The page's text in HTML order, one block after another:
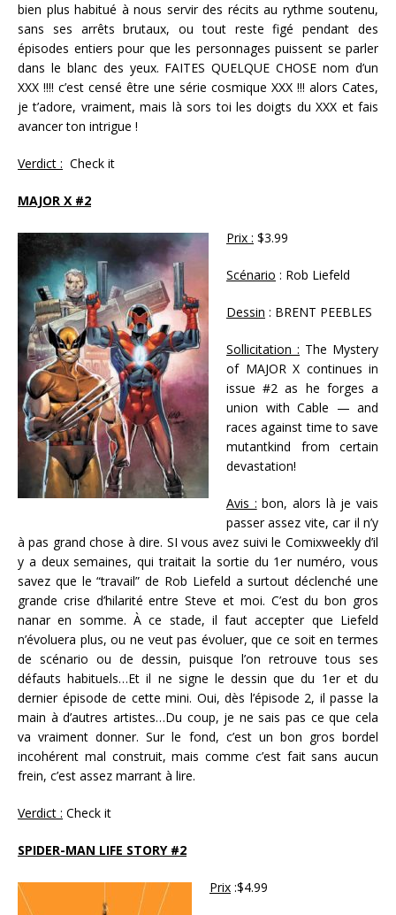
bien plus habitué à nous servir des récits au rythme soutenu,
sans ses arrêts brutaux, ou tout reste figé pendant des
épisodes entiers pour que les personnages puissent se parler
dans le blanc des yeux. FAITES QUELQUE CHOSE nom d’un
XXX !!!! c’est censé être une série cosmique XXX !!! alors Cates,
je t’adore, vraiment, mais là sors toi les doigts du XXX et fais
avancer ton intrigue !
Verdict : Check it
MAJOR X #2
Prix : $3.99
Scénario : Rob Liefeld
Dessin : BRENT PEEBLES
Sollicitation : The Mystery
of MAJOR X continues in
issue #2 as he forges a
union with Cable — and
races against time to save
mutantkind from certain
devastation!
Avis : bon, alors là je vais
passer assez vite, car il n’y
à pas grand chose à dire. SI vous avez suivi le Comixweekly d’il
y a deux semaines, qui traitait la sortie du 1er numéro, vous
savez que le “travail” de Rob Liefeld a surtout déclenché une
grande crise d’hilarité entre Steve et moi. C’est du bon gros
nanar en somme. À ce stade, il faut accepter que Liefeld
n’évoluera plus, ou ne veut pas évoluer, que ce soit en termes
de scénario ou de dessin, puisque l’on retrouve tous ses
défauts habituels…Et il ne signe le dessin que du 1er et du
dernier épisode de cette mini. Oui, dès l’épisode 2, il passe la
main à d’autres artistes…Du coup, je ne sais pas ce que cela
va vraiment donner. Sur le fond, c’est un bon gros bordel
incohérent mal construit, mais comme c’est fait sans aucun
frein, c’est assez marrant à lire.
Verdict : Check it
SPIDER-MAN LIFE STORY #2
Prix :$4.99